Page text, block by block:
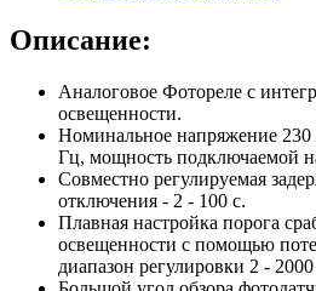
Описание:
Аналоговое Фотореле с
освещенности.
Номинальное напряжение
Гц, мощность подключаемой
Совместно регулируемая
отключения - 2 - 100 с.
Плавная настройка порога
освещенности с помощью
диапазон регулировки 2 -